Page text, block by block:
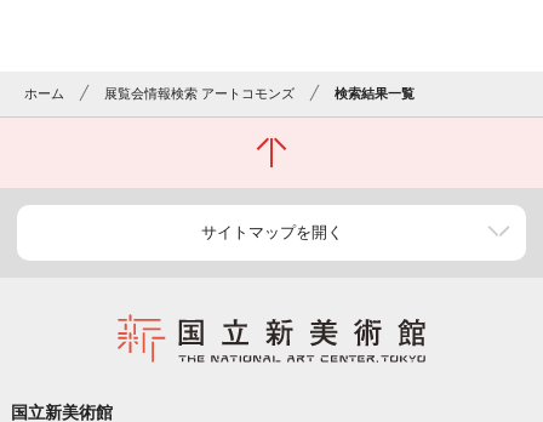
ホーム 展覧会情報検索 アートコモンズ 検索結果一覧
サイトマップを開く
国立新美術館